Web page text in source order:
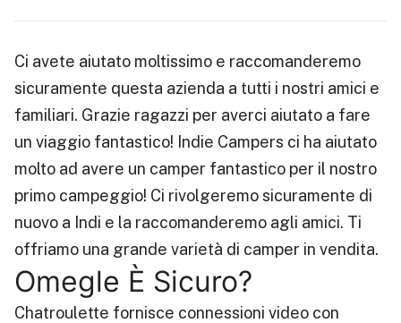
Ci avete aiutato moltissimo e raccomanderemo
sicuramente questa azienda a tutti i nostri amici e
familiari. Grazie ragazzi per averci aiutato a fare
un viaggio fantastico! Indie Campers ci ha aiutato
molto ad avere un camper fantastico per il nostro
primo campeggio! Ci rivolgeremo sicuramente di
nuovo a Indi e la raccomanderemo agli amici. Ti
offriamo una grande varietà di camper in vendita.
Omegle È Sicuro?
Chatroulette fornisce connessioni video con